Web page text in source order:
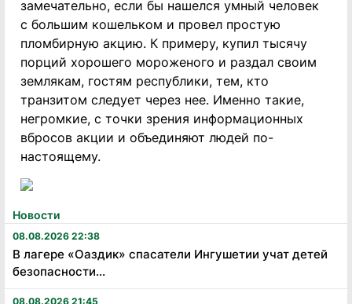
Новости
08.08.2026 22:38
В лагере «Оаздик» спасатели Ингушетии учат детей
безопасности...
08.08.2026 21:45
замечательно, если бы нашелся умный человек
с большим кошельком и провел простую
пломбирную акцию. К примеру, купил тысячу
порций хорошего мороженого и раздал своим
землякам, гостям республики, тем, кто
транзитом следует через нее. Именно такие,
негромкие, с точки зрения информационных
вбросов акции и объединяют людей по-
настоящему.